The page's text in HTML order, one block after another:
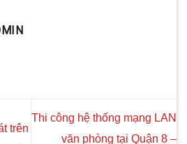
trên
Thi công hệ thống mạng LAN
văn phòng tại Quận 8 –